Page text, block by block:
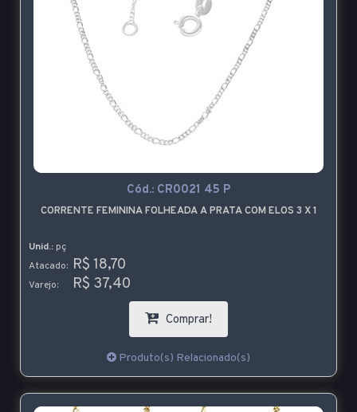
Cód.: CR0021 45 P
CORRENTE FEMININA FOLHEADA A PRATA COM ELOS 3 X 1
Unid.: pç
Atacado: R$ 18,70
Varejo: R$ 37,40
Comprar!
Produto(s) Relacionado(s)